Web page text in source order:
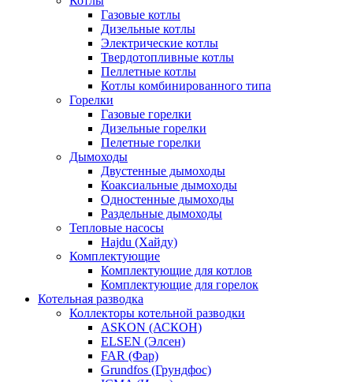
Газовые котлы
Дизельные котлы
Электрические котлы
Твердотопливные котлы
Пеллетные котлы
Котлы комбинированного типа
Горелки
Газовые горелки
Дизельные горелки
Пелетные горелки
Дымоходы
Двустенные дымоходы
Коаксиальные дымоходы
Одностенные дымоходы
Раздельные дымоходы
Тепловые насосы
Hajdu (Хайду)
Комплектующие
Комплектующие для котлов
Комплектующие для горелок
Котельная разводка
Коллекторы котельной разводки
ASKON (АСКОН)
ELSEN (Элсен)
FAR (Фар)
Grundfos (Грундфос)